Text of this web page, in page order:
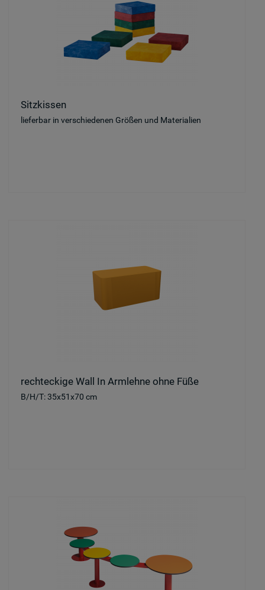
Sitzkissen
lieferbar in verschiedenen Größen und Materialien
rechteckige Wall In Armlehne ohne Füße
B/H/T: 35x51x70 cm